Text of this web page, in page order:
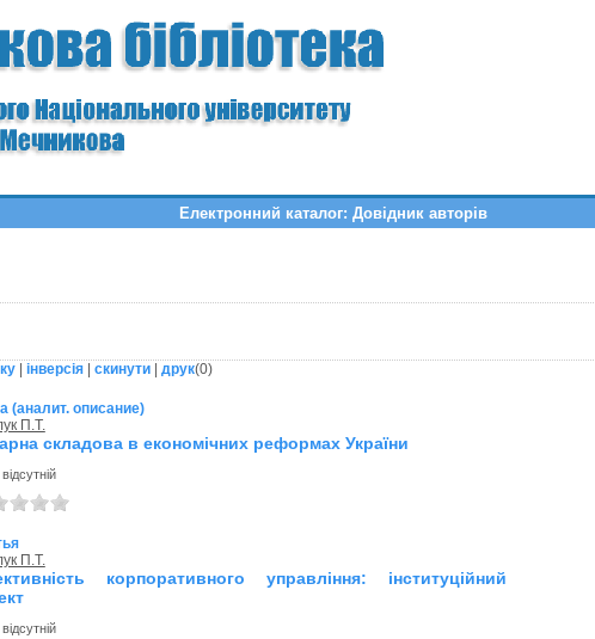
Електронний каталог: Довідник авторів
| інверсія| скинути| друк(0)
(аналит. описание)
П.Т.
складова в економічних реформах України
П.Т.
корпоративного управління: інституційний